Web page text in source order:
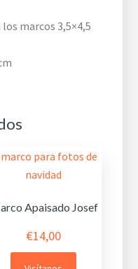
marcos 3,5×4,5
Apaisado Josef
€14,00